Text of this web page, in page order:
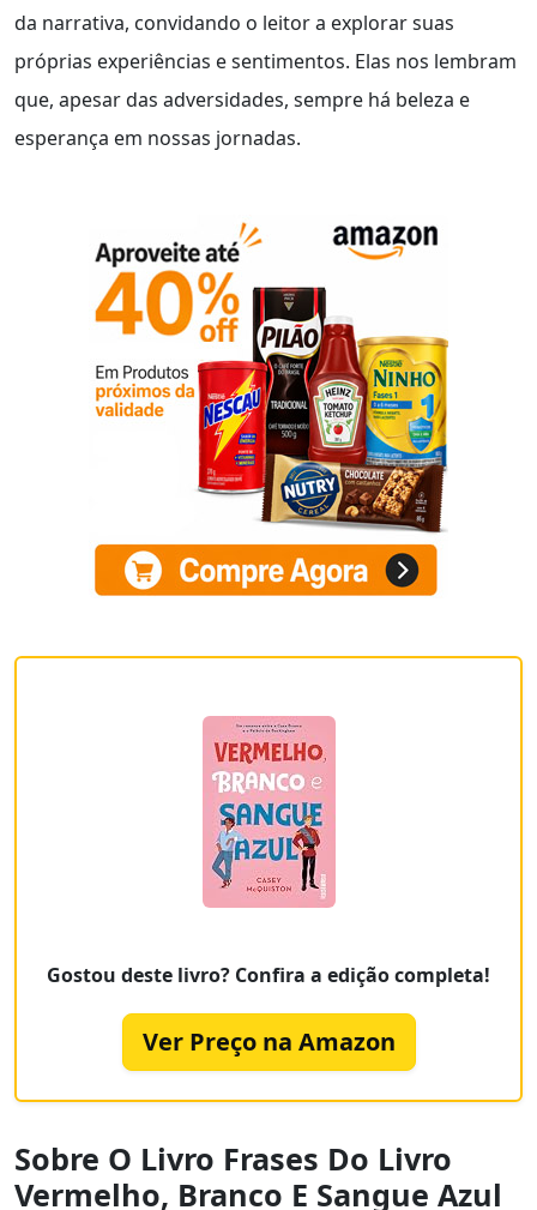
da narrativa, convidando o leitor a explorar suas
próprias experiências e sentimentos. Elas nos lembram
que, apesar das adversidades, sempre há beleza e
esperança em nossas jornadas.
Gostou deste livro? Confira a edição completa!
Ver Preço na Amazon
Sobre O Livro Frases Do Livro
Vermelho, Branco E Sangue Azul